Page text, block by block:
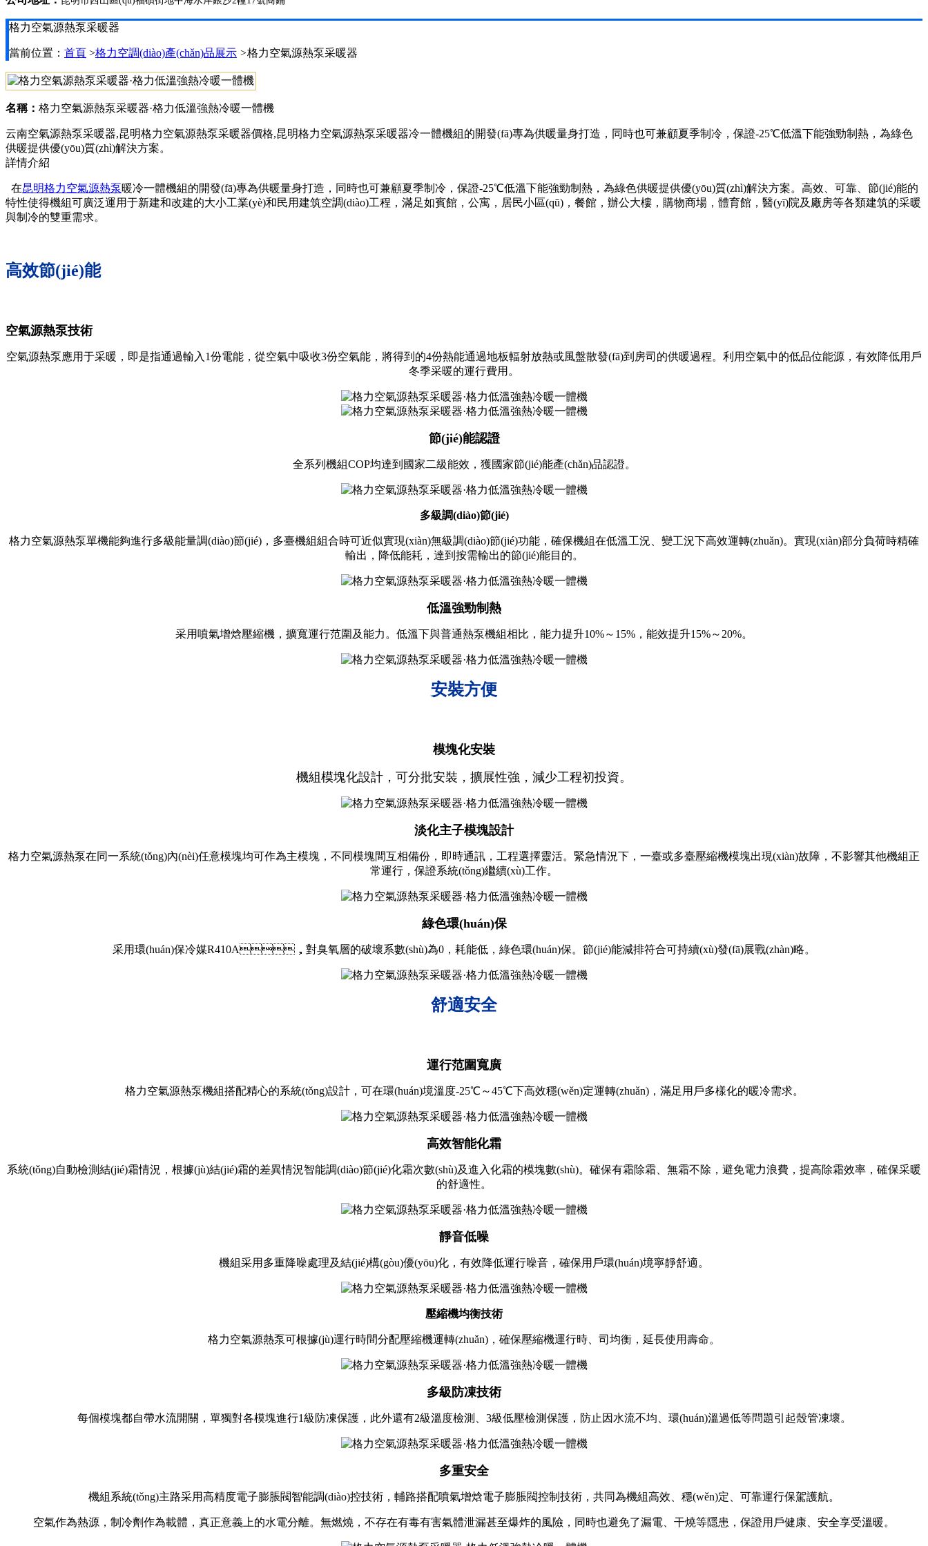
格力空氣源熱泵采暖器
當前位置： 首頁 >格力空調(diào)產(chǎn)品展示 >格力空氣源熱泵采暖器
名稱： 格力空氣源熱泵采暖器·格力低溫強熱冷暖一體機
云南空氣源熱泵采暖器,昆明格力空氣源熱泵采暖器價格,昆明格力空氣源熱泵采暖器冷一體機組的開發(fā)專為供暖量身打造，同時也可兼顧夏季制冷，保證-25℃低溫下能強勁制熱，為綠色
供暖提供優(yōu)質(zhì)解決方案。
詳情介紹
在昆明格力空氣源熱泵暖冷一體機組的開發(fā)專為供暖量身打造，同時也可兼顧夏季制冷，保證-25℃低溫下能強勁制熱，為綠色供暖提供優(yōu)質(zhì)解決方案。高效、可靠、節(jié)能的
特性使得機組可廣泛運用于新建和改建的大小工業(yè)和民用建筑空調(diào)工程，滿足如賓館，公寓，居民小區(qū)，餐館，辦公大樓，購物商場，體育館，醫(yī)院及廠房等各類建筑的采暖
與制冷的雙重需求。
高效節(jié)能
空氣源熱泵技術
空氣源熱泵應用于采暖，即是指通過輸入1份電能，從空氣中吸收3份空氣能，將得到的4份熱能通過地板輻射放熱或風盤散發(fā)到房司的供暖過程。利用空氣中的低品位能源，有效降低用戶
冬季采暖的運行費用。
節(jié)能認證
全系列機組COP均達到國家二級能效，獲國家節(jié)能產(chǎn)品認證。
多級調(diào)節(jié)
格力空氣源熱泵單機能夠進行多級能量調(diào)節(jié)，多臺機組組合時可近似實現(xiàn)無級調(diào)節(jié)功能，確保機組在低溫工況、變工況下高效運轉(zhuǎn)。實現(xiàn)部分負荷時精確
輸出，降低能耗，達到按需輸出的節(jié)能目的。
低溫強勁制熱
采用噴氣增焓壓縮機，擴寬運行范圍及能力。低溫下與普通熱泵機組相比，能力提升10%～15%，能效提升15%～20%。
安裝方便
模塊化安裝
機組模塊化設計，可分批安裝，擴展性強，減少工程初投資。
淡化主子模塊設計
格力空氣源熱泵在同一系統(tǒng)內(nèi)任意模塊均可作為主模塊，不同模塊間互相備份，即時通訊，工程選擇靈活。緊急情況下，一臺或多臺壓縮機模塊出現(xiàn)故障，不影響其他機組正
常運行，保證系統(tǒng)繼續(xù)工作。
綠色環(huán)保
采用環(huán)保冷媒R410A，對臭氧層的破壞系數(shù)為0，耗能低，綠色環(huán)保。節(jié)能減排符合可持續(xù)發(fā)展戰(zhàn)略。
舒適安全
運行范圍寬廣
格力空氣源熱泵機組搭配精心的系統(tǒng)設計，可在環(huán)境溫度-25℃～45℃下高效穩(wěn)定運轉(zhuǎn)，滿足用戶多樣化的暖冷需求。
高效智能化霜
系統(tǒng)自動檢測結(jié)霜情況，根據(jù)結(jié)霜的差異情況智能調(diào)節(jié)化霜次數(shù)及進入化霜的模塊數(shù)。確保有霜除霜、無霜不除，避免電力浪費，提高除霜效率，確保采暖
的舒適性。
靜音低噪
機組采用多重降噪處理及結(jié)構(gòu)優(yōu)化，有效降低運行噪音，確保用戶環(huán)境寧靜舒適。
壓縮機均衡技術
格力空氣源熱泵可根據(jù)運行時間分配壓縮機運轉(zhuǎn)，確保壓縮機運行時、司均衡，延長使用壽命。
多級防凍技術
每個模塊都自帶水流開關，單獨對各模塊進行1級防凍保護，此外還有2級溫度檢測、3級低壓檢測保護，防止因水流不均、環(huán)溫過低等問題引起殼管凍壞。
多重安全
機組系統(tǒng)主路采用高精度電子膨脹閥智能調(diào)控技術，輔路搭配噴氣增焓電子膨脹閥控制技術，共同為機組高效、穩(wěn)定、可靠運行保駕護航。
空氣作為熱源，制冷劑作為載體，真正意義上的水電分離。無燃燒，不存在有毒有害氣體泄漏甚至爆炸的風險，同時也避免了漏電、干燒等隱患，保證用戶健康、安全享受溫暖。